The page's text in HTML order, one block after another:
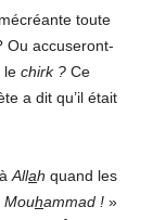
toute
Ou accuseront-
le chirk ? Ce
a dit qu’il était
Allah quand les
Mouhammad ! »